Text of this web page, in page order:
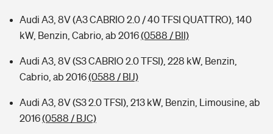
Audi A3, 8V (A3 CABRIO 2.0 / 40 TFSI QUATTRO), 140
kW, Benzin, Cabrio, ab 2016(0588 / BII)
Audi A3, 8V (S3 CABRIO 2.0 TFSI), 228 kW, Benzin,
Cabrio, ab 2016(0588 / BIJ)
Audi A3, 8V (S3 2.0 TFSI), 213 kW, Benzin, Limousine, ab
2016(0588 / BJC)